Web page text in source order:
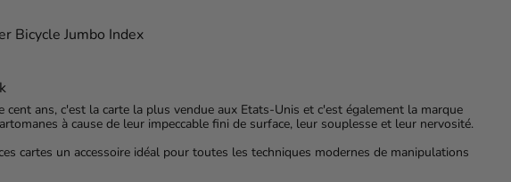
Bicycle Jumbo Index
cent ans, c'est la carte la plus vendue aux Etats-Unis et c'est également la marque
à cause de leur impeccable fini de surface, leur souplesse et leur nervosité.
cartes un accessoire idéal pour toutes les techniques modernes de manipulations